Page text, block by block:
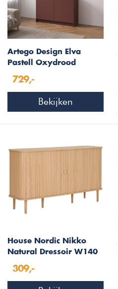
Artego Design Elva
Pastell Oxydrood
729,-
Bekijken
House Nordic Nikko
Natural Dressoir W140
309,-